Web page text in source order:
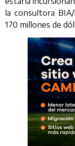
la consultora
170 millones de